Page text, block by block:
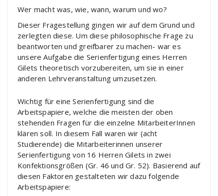
Wer macht was, wie, wann, warum und wo?
Dieser Fragestellung gingen wir auf dem Grund und
zerlegten diese. Um diese philosophische Frage zu
beantworten und greifbarer zu machen- war es
unsere Aufgabe die Serienfertigung eines Herren
Gilets theoretisch vorzubereiten, um sie in einer
anderen Lehrveranstaltung umzusetzen.
Wichtig für eine Serienfertigung sind die
Arbeitspapiere, welche die meisten der oben
stehenden Fragen für die einzelne MitarbeiterInnen
klären soll. In diesem Fall waren wir (acht
Studierende) die Mitarbeiterinnen unserer
Serienfertigung von 16 Herren Gilets in zwei
Konfektionsgrößen (Gr. 46 und Gr. 52). Basierend auf
diesen Faktoren gestalteten wir dazu folgende
Arbeitspapiere: